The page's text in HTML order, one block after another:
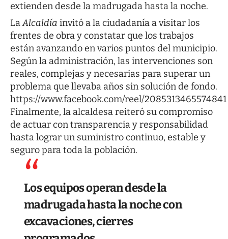
extienden desde la madrugada hasta la noche.
LaAlcaldía invitó a la ciudadanía a visitar los
frentes de obra y constatar que los trabajos
están avanzando en varios puntos del municipio.
Según la administración, las intervenciones son
reales, complejas y necesarias para superar un
problema que llevaba años sin solución de fondo.
https://www.facebook.com/reel/2085313465574841
Finalmente, la alcaldesa reiteró su compromiso
de actuar con transparencia y responsabilidad
hasta lograr un suministro continuo, estable y
seguro para toda la población.
Los equipos operan desde la
madrugada hasta la noche con
excavaciones, cierres